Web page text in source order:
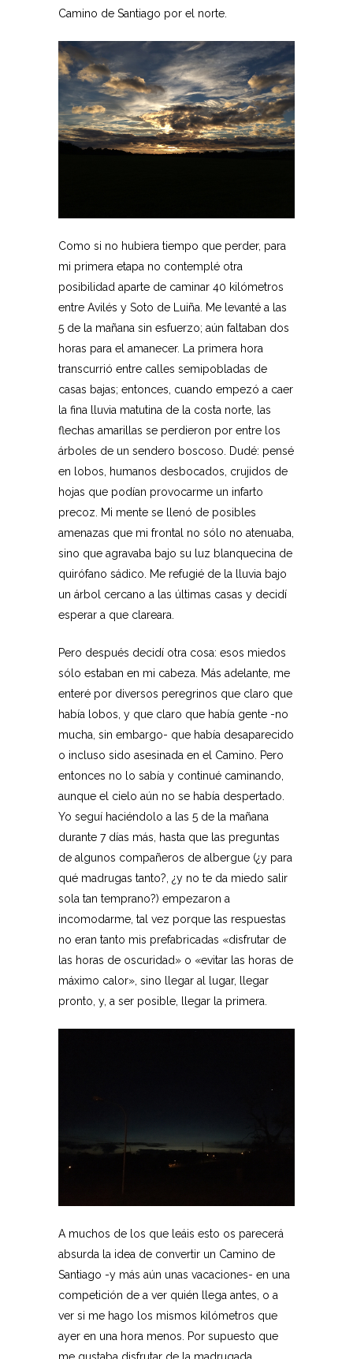
Camino de Santiago por el norte.
Como si no hubiera tiempo que perder, para
mi primera etapa no contemplé otra
posibilidad aparte de caminar 40 kilómetros
entre Avilés y Soto de Luiña. Me levanté a las
5 de la mañana sin esfuerzo; aún faltaban dos
horas para el amanecer. La primera hora
transcurrió entre calles semipobladas de
casas bajas; entonces, cuando empezó a caer
la fina lluvia matutina de la costa norte, las
flechas amarillas se perdieron por entre los
árboles de un sendero boscoso. Dudé: pensé
en lobos, humanos desbocados, crujidos de
hojas que podían provocarme un infarto
precoz. Mi mente se llenó de posibles
amenazas que mi frontal no sólo no atenuaba,
sino que agravaba bajo su luz blanquecina de
quirófano sádico. Me refugié de la lluvia bajo
un árbol cercano a las últimas casas y decidí
esperar a que clareara.
Pero después decidí otra cosa: esos miedos
sólo estaban en mi cabeza. Más adelante, me
enteré por diversos peregrinos que claro que
había lobos, y que claro que había gente -no
mucha, sin embargo- que había desaparecido
o incluso sido asesinada en el Camino. Pero
entonces no lo sabía y continué caminando,
aunque el cielo aún no se había despertado.
Yo seguí haciéndolo a las 5 de la mañana
durante 7 días más, hasta que las preguntas
de algunos compañeros de albergue (¿y para
qué madrugas tanto?, ¿y no te da miedo salir
sola tan temprano?) empezaron a
incomodarme, tal vez porque las respuestas
no eran tanto mis prefabricadas «disfrutar de
las horas de oscuridad» o «evitar las horas de
máximo calor», sino llegar al lugar, llegar
pronto, y, a ser posible, llegar la primera.
A muchos de los que leáis esto os parecerá
absurda la idea de convertir un Camino de
Santiago -y más aún unas vacaciones- en una
competición de a ver quién llega antes, o a
ver si me hago los mismos kilómetros que
ayer en una hora menos. Por supuesto que